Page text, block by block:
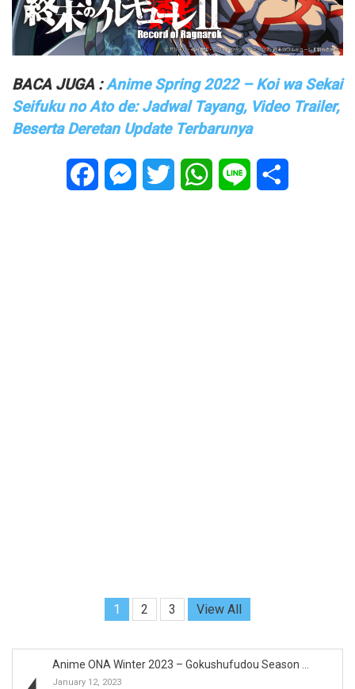
BACA JUGA :Anime Spring 2022 – Koi wa Sekai
Seifuku no Ato de: Jadwal Tayang, Video Trailer,
Beserta Deretan Update Terbarunya
FacebookMessenger
Twitter WhatsApp
Line
1 2 3 View All
Anime ONA Winter 2023 – Gokushufudou Season ...
January 12, 2023